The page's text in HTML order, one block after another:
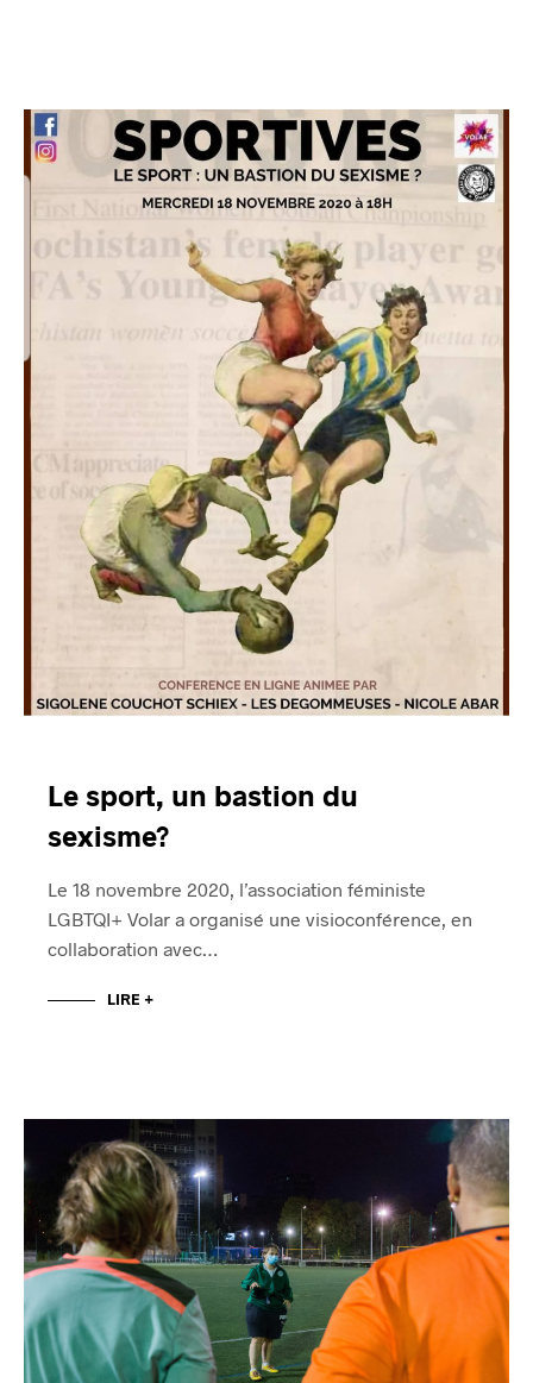
Le sport, un bastion du
sexisme?
Le 18 novembre 2020, l’association féministe
LGBTQI+ Volar a organisé une visioconférence, en
collaboration avec…
LIRE +